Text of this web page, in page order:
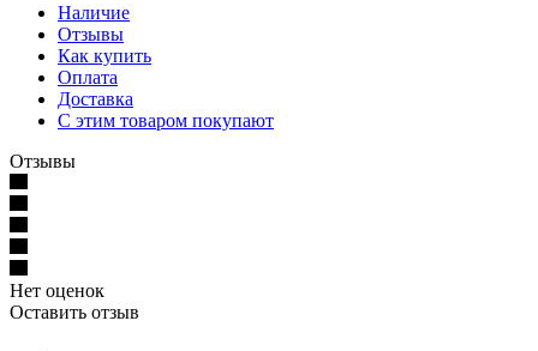
Наличие
Отзывы
Как купить
Оплата
Доставка
С этим товаром покупают
Отзывы
Нет оценок
Оставить отзыв